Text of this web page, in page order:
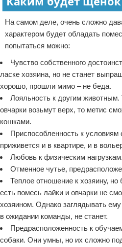
На самом деле, очень сложно
характером будет обладать
попытаться можно:
Чувство собственного
ласке хозяина, но не станет
хорошо, прошли мимо – не беда.
Лояльность к другим животным.
овчарки возьмут верх, то метис
кошками.
Приспособленность к
приживется и в квартире, и в
Любовь к физическим нагрузкам.
Отменное чутье,
Теплое отношение к хозяину, но
есть помесь лайки и овчарки не
хозяином. Однако заглядывать ему
в ожидании команды, не станет.
Предрасположенность к
собаки. Они умны, но их сложно